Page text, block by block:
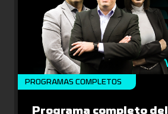
PROGRAMAS COMPLETOS
Programa completo del